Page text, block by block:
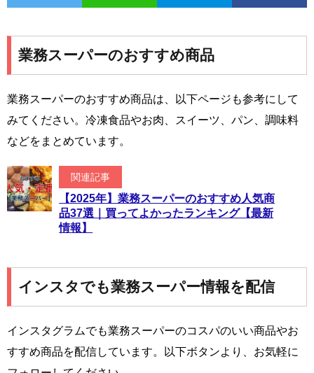
業務スーパーのおすすめ商品
業務スーパーのおすすめ商品は、以下ページも参考にして
みてください。冷凍食品やお肉、スイーツ、パン、調味料
などをまとめています。
関連記事
【2025年】業務スーパーのおすすめ人気商
品37選｜買ってよかったランキング【最新
情報】
インスタでも業務スーパー情報を配信
インスタグラムでも業務スーパーのコスパのいい商品やお
すすめ商品を配信しています。以下ボタンより、お気軽に